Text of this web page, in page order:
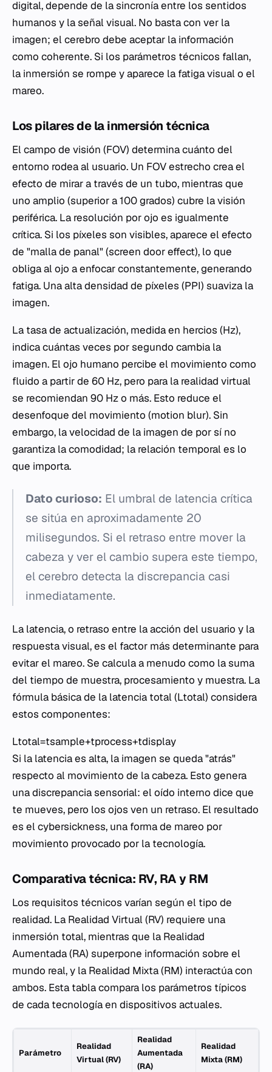
digital, depende de la sincronía entre los sentidos
humanos y la señal visual. No basta con ver la
imagen; el cerebro debe aceptar la información
como coherente. Si los parámetros técnicos fallan,
la inmersión se rompe y aparece la fatiga visual o el
mareo.
Los pilares de la inmersión técnica
El campo de visión (FOV) determina cuánto del
entorno rodea al usuario. Un FOV estrecho crea el
efecto de mirar a través de un tubo, mientras que
uno amplio (superior a 100 grados) cubre la visión
periférica. La resolución por ojo es igualmente
crítica. Si los píxeles son visibles, aparece el efecto
de "malla de panal" (screen door effect), lo que
obliga al ojo a enfocar constantemente, generando
fatiga. Una alta densidad de píxeles (PPI) suaviza la
imagen.
La tasa de actualización, medida en hercios (Hz),
indica cuántas veces por segundo cambia la
imagen. El ojo humano percibe el movimiento como
fluido a partir de 60 Hz, pero para la realidad virtual
se recomiendan 90 Hz o más. Esto reduce el
desenfoque del movimiento (motion blur). Sin
embargo, la velocidad de la imagen de por sí no
garantiza la comodidad; la relación temporal es lo
que importa.
Dato curioso: El umbral de latencia crítica
se sitúa en aproximadamente 20
milisegundos. Si el retraso entre mover la
cabeza y ver el cambio supera este tiempo,
el cerebro detecta la discrepancia casi
inmediatamente.
La latencia, o retraso entre la acción del usuario y la
respuesta visual, es el factor más determinante para
evitar el mareo. Se calcula a menudo como la suma
del tiempo de muestra, procesamiento y muestra. La
fórmula básica de la latencia total (Ltotal​) considera
estos componentes:
Ltotal​=tsample​+tprocess​+tdisplay​
Si la latencia es alta, la imagen se queda "atrás"
respecto al movimiento de la cabeza. Esto genera
una discrepancia sensorial: el oído interno dice que
te mueves, pero los ojos ven un retraso. El resultado
es el cybersickness, una forma de mareo por
movimiento provocado por la tecnología.
Comparativa técnica: RV, RA y RM
Los requisitos técnicos varían según el tipo de
realidad. La Realidad Virtual (RV) requiere una
inmersión total, mientras que la Realidad
Aumentada (RA) superpone información sobre el
mundo real, y la Realidad Mixta (RM) interactúa con
ambos. Esta tabla compara los parámetros típicos
de cada tecnología en dispositivos actuales.
Parámetro
Realidad
Virtual (RV)
Realidad
Aumentada
(RA)
Realidad
Mixta (RM)